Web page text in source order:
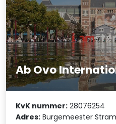
Ab Ovo
KvK nummer: 28076254
Adres: Burgemeester